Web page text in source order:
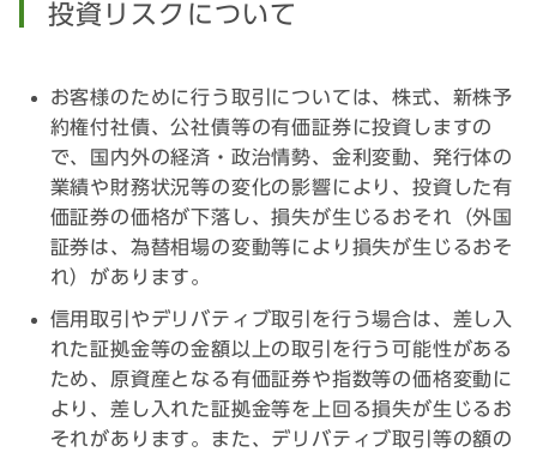
投資リスクについて
お客様のために行う取引については、株式、新株予
約権付社債、公社債等の有価証券に投資しますの
で、国内外の経済・政治情勢、金利変動、発行体の
業績や財務状況等の変化の影響により、投資した有
価証券の価格が下落し、損失が生じるおそれ（外国
証券は、為替相場の変動等により損失が生じるおそ
れ）があります。
信用取引やデリバティブ取引を行う場合は、差し入
れた証拠金等の金額以上の取引を行う可能性がある
ため、原資産となる有価証券や指数等の価格変動に
より、差し入れた証拠金等を上回る損失が生じるお
それがあります。また、デリバティブ取引等の額の